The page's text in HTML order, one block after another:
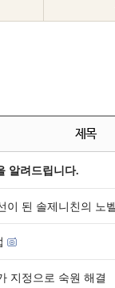
제목
알려드립니다.
이 된 솔제니친의 노
지정으로 숙원 해결